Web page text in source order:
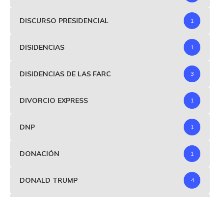
DISCURSO PRESIDENCIAL 1
DISIDENCIAS 1
DISIDENCIAS DE LAS FARC 3
DIVORCIO EXPRESS 1
DNP 1
DONACIÓN 1
DONALD TRUMP 4